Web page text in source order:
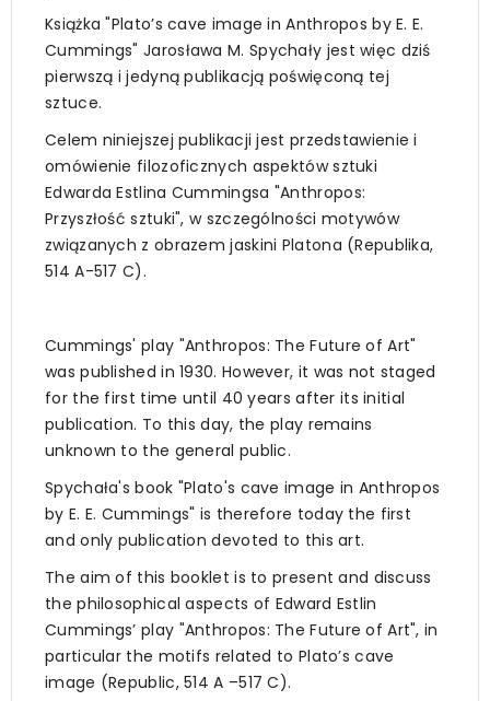
Książka "Plato’s cave image in Anthropos by E. E.
Cummings" Jarosława M. Spychały jest więc dziś
pierwszą i jedyną publikacją poświęconą tej
sztuce.
Celem niniejszej publikacji jest przedstawienie i
omówienie filozoficznych aspektów sztuki
Edwarda Estlina Cummingsa "Anthropos:
Przyszłość sztuki", w szczególności motywów
związanych z obrazem jaskini Platona (Republika,
514 A-517 C).
Cummings' play "Anthropos: The Future of Art"
was published in 1930. However, it was not staged
for the first time until 40 years after its initial
publication. To this day, the play remains
unknown to the general public.
Spychała's book "Plato's cave image in Anthropos
by E. E. Cummings" is therefore today the first
and only publication devoted to this art.
The aim of this booklet is to present and discuss
the philosophical aspects of Edward Estlin
Cummings’ play "Anthropos: The Future of Art", in
particular the motifs related to Plato’s cave
image (Republic, 514 A –517 C).